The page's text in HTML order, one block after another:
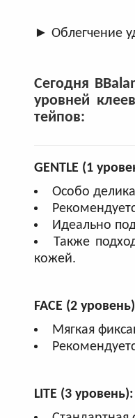
► Облегчение
Сегодня
уровней
тейпов:
GENTLE (1
Особо
Идеально
Также
кожей.
FACE (2
Мягкая
LITE (3 уровень):